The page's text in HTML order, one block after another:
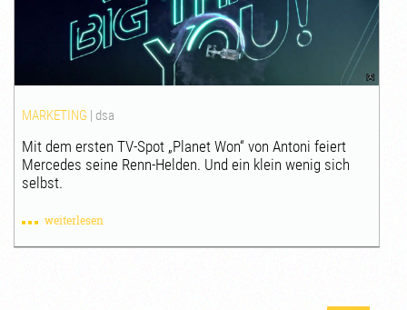
MARKETING | dsa
Mit dem ersten TV-Spot „Planet Won“ von Antoni feiert
Mercedes seine Renn-Helden. Und ein klein wenig sich
selbst.
weiterlesen